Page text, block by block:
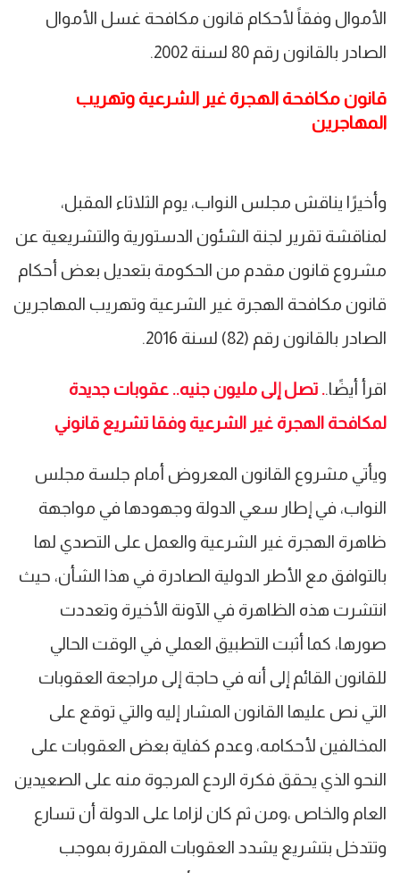
الأموال وفقاً لأحكام قانون مكافحة غسل الأموال
الصادر بالقانون رقم 80 لسنة 2002.
قانون مكافحة الهجرة غير الشرعية وتهريب
المهاجرين
وأخيرًا يناقش مجلس النواب، يوم الثلاثاء المقبل،
لمناقشة تقرير لجنة الشئون الدستورية والتشريعية عن
مشروع قانون مقدم من الحكومة بتعديل بعض أحكام
قانون مكافحة الهجرة غير الشرعية وتهريب المهاجرين
الصادر بالقانون رقم (82) لسنة 2016.
اقرأ أيضًا.. تصل إلى مليون جنيه.. عقوبات جديدة
لمكافحة الهجرة غير الشرعية وفقا تشريع قانوني
ويأتي مشروع القانون المعروض أمام جلسة مجلس
النواب، في إطار سعي الدولة وجهودها في مواجهة
ظاهرة الهجرة غير الشرعية والعمل على التصدي لها
بالتوافق مع الأطر الدولية الصادرة في هذا الشأن، حيث
انتشرت هذه الظاهرة في الآونة الأخيرة وتعددت
صورها، كما أثبت التطبيق العملي في الوقت الحالي
للقانون القائم إلى أنه في حاجة إلى مراجعة العقوبات
التي نص عليها القانون المشار إليه والتي توقع على
المخالفين لأحكامه، وعدم كفاية بعض العقوبات على
النحو الذي يحقق فكرة الردع المرجوة منه على الصعيدين
العام والخاص ،ومن ثم كان لزاما على الدولة أن تسارع
وتتدخل بتشريع يشدد العقوبات المقررة بموجب